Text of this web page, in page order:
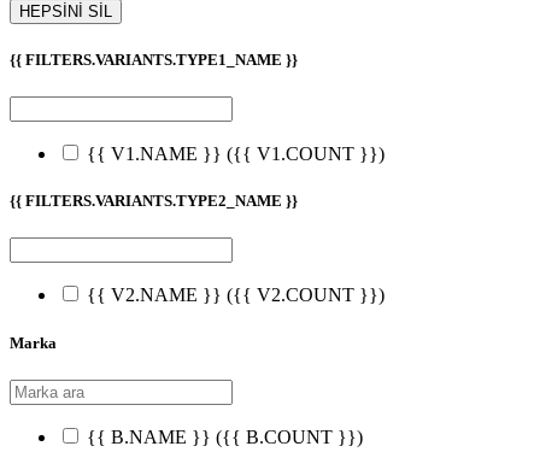
HEPSİNİ SİL
{{ FILTERS.VARIANTS.TYPE1_NAME }}
{{ V1.NAME }} ({{ V1.COUNT }})
{{ FILTERS.VARIANTS.TYPE2_NAME }}
{{ V2.NAME }} ({{ V2.COUNT }})
Marka
{{ B.NAME }} ({{ B.COUNT }})